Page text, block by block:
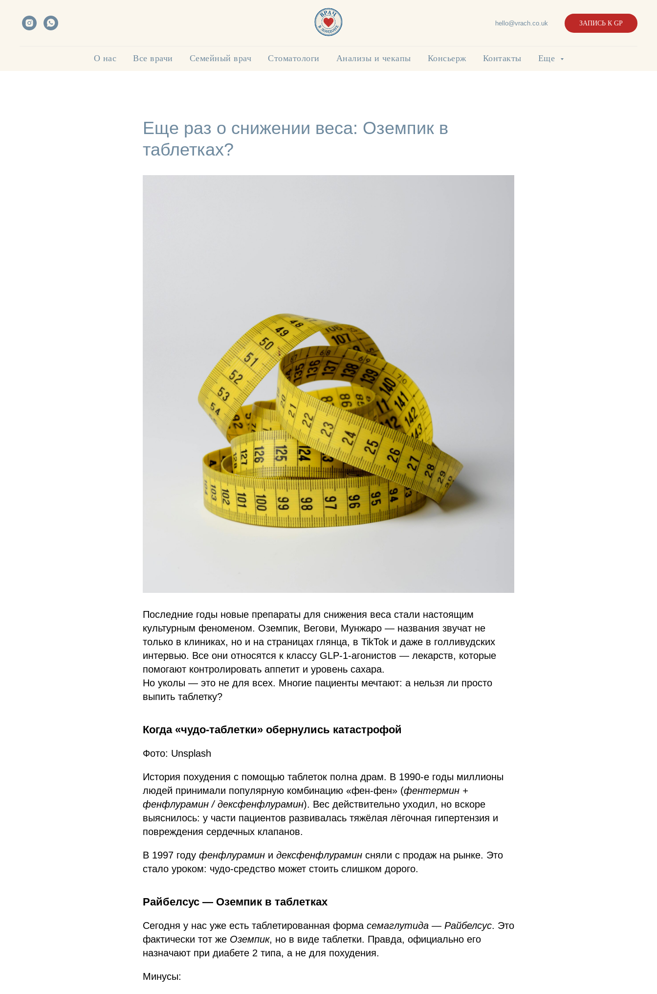
hello@vrach.co.uk ЗАПИСЬ К GP
О нас Все врачи Семейный врач Стоматологи Анализы и чекапы Консьерж Контакты Еще
Еще раз о снижении веса: Оземпик в
таблетках?
Последние годы новые препараты для снижения веса стали настоящим
культурным феноменом. Оземпик, Вегови, Мунжаро — названия звучат не
только в клиниках, но и на страницах глянца, в TikTok и даже в голливудских
интервью. Все они относятся к классу GLP-1-агонистов — лекарств, которые
помогают контролировать аппетит и уровень сахара.
Но уколы — это не для всех. Многие пациенты мечтают: а нельзя ли просто
выпить таблетку?
Когда «чудо-таблетки» обернулись катастрофой
Фото: Unsplash
История похудения с помощью таблеток полна драм. В 1990-е годы миллионы
людей принимали популярную комбинацию «фен-фен» (фентермин +
фенфлурамин / дексфенфлурамин). Вес действительно уходил, но вскоре
выяснилось: у части пациентов развивалась тяжёлая лёгочная гипертензия и
повреждения сердечных клапанов.
В 1997 году фенфлурамин и дексфенфлурамин сняли с продаж на рынке. Это
стало уроком: чудо-средство может стоить слишком дорого.
Райбелсус — Оземпик в таблетках
Сегодня у нас уже есть таблетированная форма семаглутида — Райбелсус. Это
фактически тот же Оземпик, но в виде таблетки. Правда, официально его
назначают при диабете 2 типа, а не для похудения.
Минусы: